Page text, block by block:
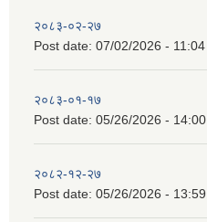
२०८३-०२-२७
Post date: 07/02/2026 - 11:04
२०८३-०१-१७
Post date: 05/26/2026 - 14:00
२०८२-१२-२७
Post date: 05/26/2026 - 13:59